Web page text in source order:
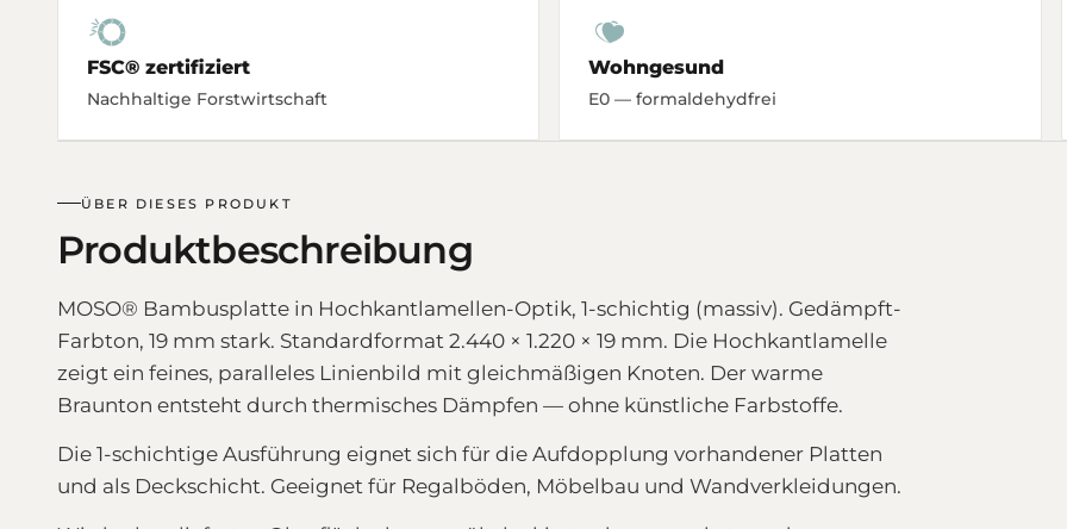
FSC® zertifiziert
Nachhaltige Forstwirtschaft
Wohngesund
E0 — formaldehydfrei
ÜBER DIESES PRODUKT
Produktbeschreibung
MOSO® Bambusplatte in Hochkantlamellen-Optik, 1-schichtig (massiv). Gedämpft-
Farbton, 19 mm stark. Standardformat 2.440 × 1.220 × 19 mm. Die Hochkantlamelle
zeigt ein feines, paralleles Linienbild mit gleichmäßigen Knoten. Der warme
Braunton entsteht durch thermisches Dämpfen — ohne künstliche Farbstoffe.
Die 1-schichtige Ausführung eignet sich für die Aufdopplung vorhandener Platten
und als Deckschicht. Geeignet für Regalböden, Möbelbau und Wandverkleidungen.